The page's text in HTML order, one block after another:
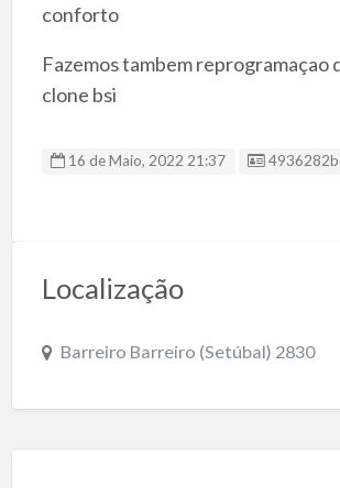
conforto
Fazemos tambem reprogramaçao
clone bsi
16 de Maio, 2022 21:37 ID do
Localização
Barreiro Barreiro (Setúbal) 2830